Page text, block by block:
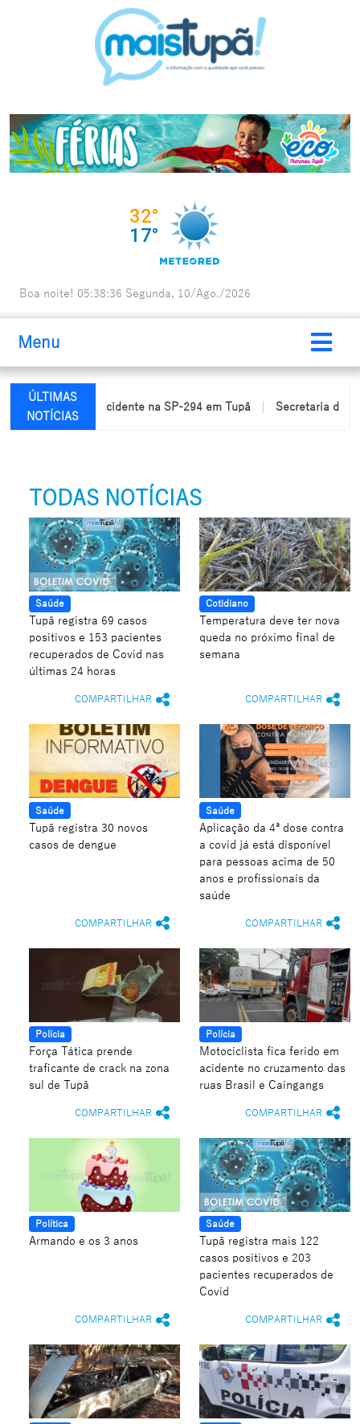
Boa noite! 05:38:37 Segunda, 10/Ago./2026
Menu
ÚLTIMAS
NOTÍCIAS
feridas em acidente na SP-294 em Tupã Secretaria de
TODAS NOTÍCIAS
Saúde
Tupã registra 69 casos
positivos e 153 pacientes
recuperados de Covid nas
últimas 24 horas
COMPARTILHAR
Cotidiano
Temperatura deve ter nova
queda no próximo final de
semana
COMPARTILHAR
Saúde
Tupã registra 30 novos
casos de dengue
COMPARTILHAR
Saúde
Aplicação da 4ª dose contra
a covid já está disponível
para pessoas acima de 50
anos e profissionais da
saúde
COMPARTILHAR
Polícia
Força Tática prende
traficante de crack na zona
sul de Tupã
COMPARTILHAR
Polícia
Motociclista fica ferido em
acidente no cruzamento das
ruas Brasil e Caingangs
COMPARTILHAR
Política
Armando e os 3 anos
COMPARTILHAR
Saúde
Tupã registra mais 122
casos positivos e 203
pacientes recuperados de
Covid
COMPARTILHAR